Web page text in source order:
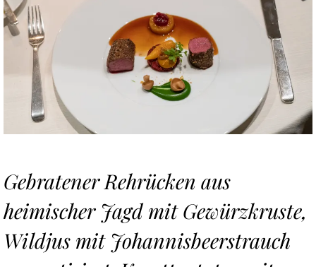
Gebratener Rehrücken aus
heimischer Jagd mit Gewürzkruste,
Wildjus mit Johannisbeerstrauch